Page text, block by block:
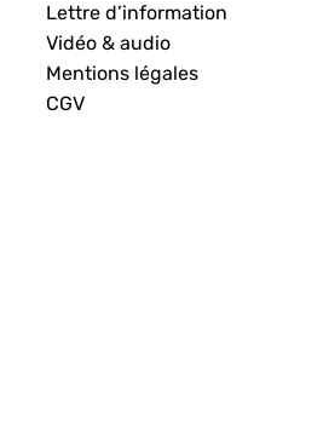
Lettre d’information
Vidéo & audio
Mentions légales
CGV